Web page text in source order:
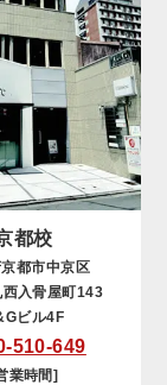
都校
都市中京区
西入骨屋町143
ビル4F
510-649
業時間]